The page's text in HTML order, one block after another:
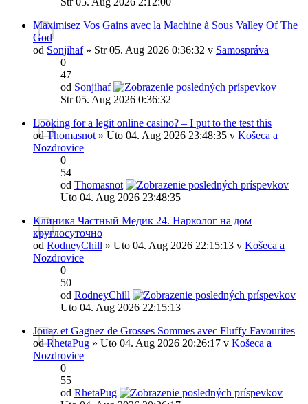
Maximisez Vos Gains avec la Machine à Sous Valley Of The
God
od Sonjihaf» Str 05. Aug 2026 0:36:32 v Samospráva
0
47
od Sonjihaf
Str 05. Aug 2026 0:36:32
Looking for a legit online casino? – I put to the test this
odThomasnot » Uto 04. Aug 2026 23:48:35 v Košeca a
Nozdrovice
0
54
od Thomasnot
Uto 04. Aug 2026 23:48:35
Клиника Частный Медик 24. Нарколог на дом
круглосуточно
od RodneyChill » Uto 04. Aug 2026 22:15:13 v Košeca a
Nozdrovice
0
50
od RodneyChill
Uto 04. Aug 2026 22:15:13
Jouez et Gagnez de Grosses Sommes avec Fluffy Favourites
odRhetaPug » Uto 04. Aug 2026 20:26:17 v Košeca a
Nozdrovice
0
55
od RhetaPug